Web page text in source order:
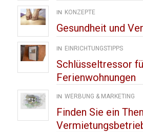
IN KONZEPTE
Gesundheit und
IN EINRICHTUNGSTIPPS
Schlüsseltressor
Ferienwohnungen
IN WERBUNG & MARKETING
Finden Sie ein